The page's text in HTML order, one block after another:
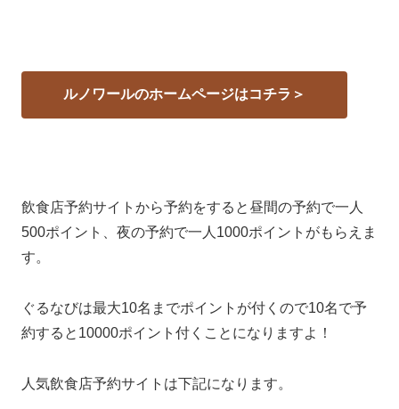
ルノワールのホームページはコチラ＞
飲食店予約サイトから予約をすると昼間の予約で一人
500ポイント、夜の予約で一人1000ポイントがもらえま
す。
ぐるなびは最大10名までポイントが付くので10名で予
約すると10000ポイント付くことになりますよ！
人気飲食店予約サイトは下記になります。